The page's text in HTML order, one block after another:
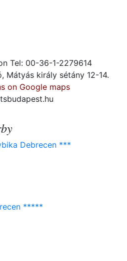
Tel: 00-36-1-2279614
Mátyás király sétány 12-14.
on Google maps
Debrecen ***
*****